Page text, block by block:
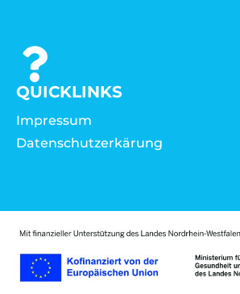
QUICKLINKS
Impressum
Datenschutzerkärung